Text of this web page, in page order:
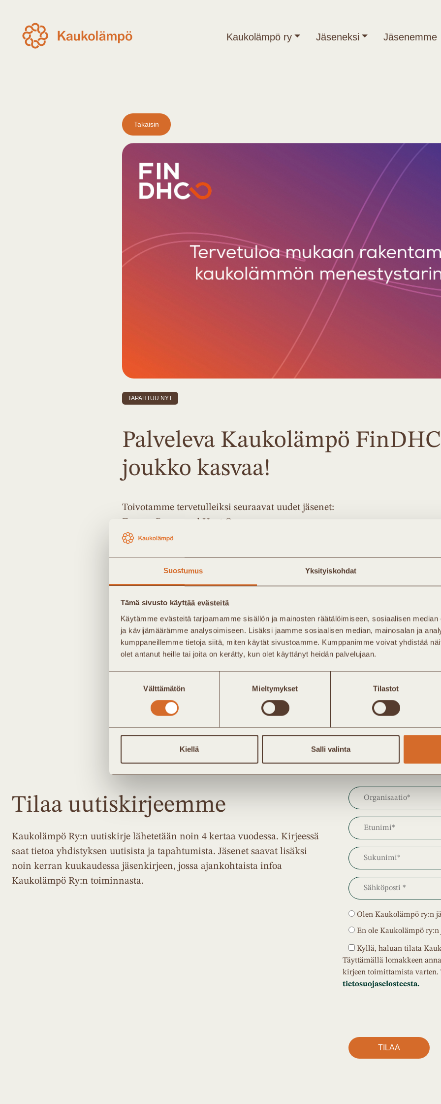
Suostumus Yksityiskohdat
Tämä sivusto käyttää evästeitä
Käytämme evästeitä tarjoamamme sisällön ja mainosten räätälöimiseen, sosiaalisen
ja kävijämäärämme analysoimiseen. Lisäksi jaamme sosiaalisen median, mainosalan ja
kumppaneillemme tietoja siitä, miten käytät sivustoamme. Kumppanimme voivat yhdistää
olet antanut heille tai joita on kerätty, kun olet käyttänyt heidän palvelujaan.
Välttämätön Mieltymykset Tilastot
Kiellä Salli valinta
Kaukolämpö ry Jäseneksi Jäsenemme
Takaisin
TAPAHTUU NYT
Palveleva Kaukolämpö
joukko kasvaa!
Toivotamme tervetulleiksi seuraavat uudet jäsenet:
Fortum Power and Heat Oy
Laihian Nuuka Lämpö Oy
Loiste Lämpö Oy
Pori Energia Oy
Valkeakosken Energia Oy
Tilaa uutiskirjeemme
Kaukolämpö Ry:n uutiskirje lähetetään noin 4 kertaa vuodessa. Kirjeessä
saat tietoa yhdistyksen uutisista ja tapahtumista. Jäsenet saavat lisäksi
noin kerran kuukaudessa jäsenkirjeen, jossa ajankohtaista infoa
Kaukolämpö Ry:n toiminnasta.
Olen Kaukolämpö ry:n
En ole Kaukolämpö ry:n
Kyllä, haluan tilata
Täyttämällä lomakkeen
kirjeen toimittamista
tietosuojaselosteesta.